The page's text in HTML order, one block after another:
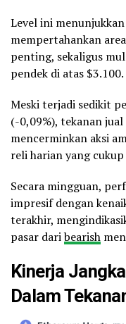
Level ini
mempertahankan
penting, sekaligus
pendek di atas $3.100.
Meski terjadi sedikit
(-0,09%), tekanan
mencerminkan aksi
reli harian yang
Secara mingguan,
impresif dengan
terakhir,
pasar daribearish
Kinerja
Dalam